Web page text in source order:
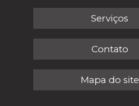
Serviços
Contato
Mapa do site